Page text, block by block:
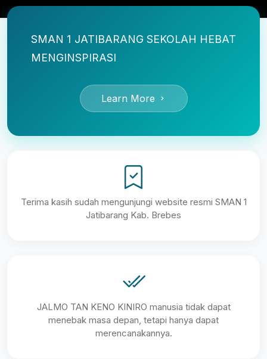
SMAN 1 JATIBARANG SEKOLAH HEBAT
MENGINSPIRASI
Learn More
Terima kasih sudah mengunjungi website resmi SMAN 1
Jatibarang Kab. Brebes
JALMO TAN KENO KINIRO manusia tidak dapat
menebak masa depan, tetapi hanya dapat
merencanakannya.